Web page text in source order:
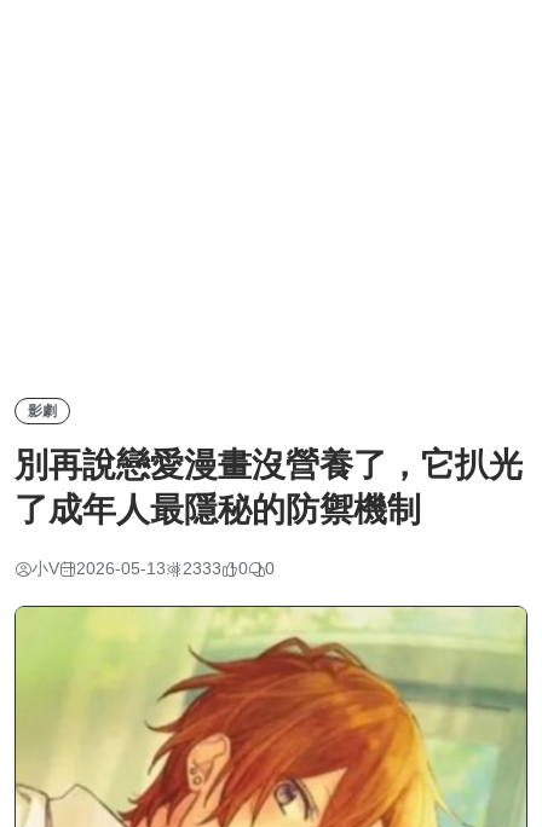
影劇
別再說戀愛漫畫沒營養了，它扒光
了成年人最隱秘的防禦機制
小V 2026-05-13 2333 0 0